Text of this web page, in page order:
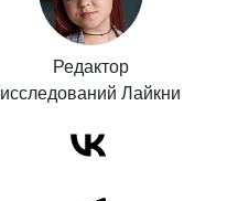
Редактор
исследований Лайкни